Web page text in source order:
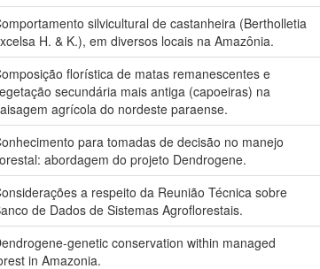
silvicultural de castanheira (Bertholletia
H. & K.), em diversos locais na Amazônia.
florística de matas remanescentes e
secundária mais antiga (capoeiras) na
agrícola do nordeste paraense.
para tomadas de decisão no manejo
abordagem do projeto Dendrogene.
a respeito da Reunião Técnica sobre
de Dados de Sistemas Agroflorestais.
genetic conservation within managed
in Amazonia.